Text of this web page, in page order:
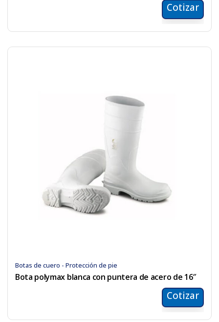
Cotizar
Botas de cuero - Protección de pie
Bota polymax blanca con puntera de acero de 16″
Cotizar